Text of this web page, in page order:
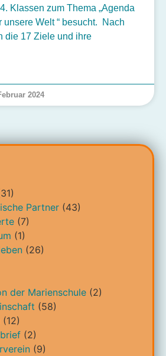
Klassen zum Thema „Agenda
unsere Welt “ besucht. Nach
die 17 Ziele und ihre
2024
Partner (43)
(7)
(1)
(26)
der Marienschule (2)
(58)
(12)
(2)
(9)